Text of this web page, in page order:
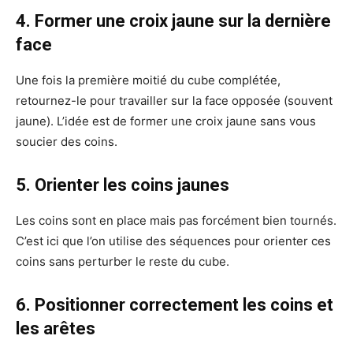
4. Former une croix jaune sur la dernière
face
Une fois la première moitié du cube complétée,
retournez-le pour travailler sur la face opposée (souvent
jaune). L’idée est de former une croix jaune sans vous
soucier des coins.
5. Orienter les coins jaunes
Les coins sont en place mais pas forcément bien tournés.
C’est ici que l’on utilise des séquences pour orienter ces
coins sans perturber le reste du cube.
6. Positionner correctement les coins et
les arêtes